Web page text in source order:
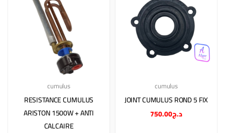
cumulus
RESISTANCE CUMULUS
ARISTON 1500W + ANTI
CALCAIRE
cumulus
JOINT CUMULUS ROND 5 FIX
د.ج750.00